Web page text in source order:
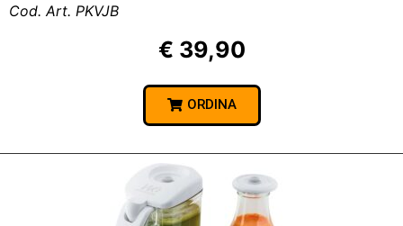
Cod. Art. PKVJB
€ 39,90
ORDINA